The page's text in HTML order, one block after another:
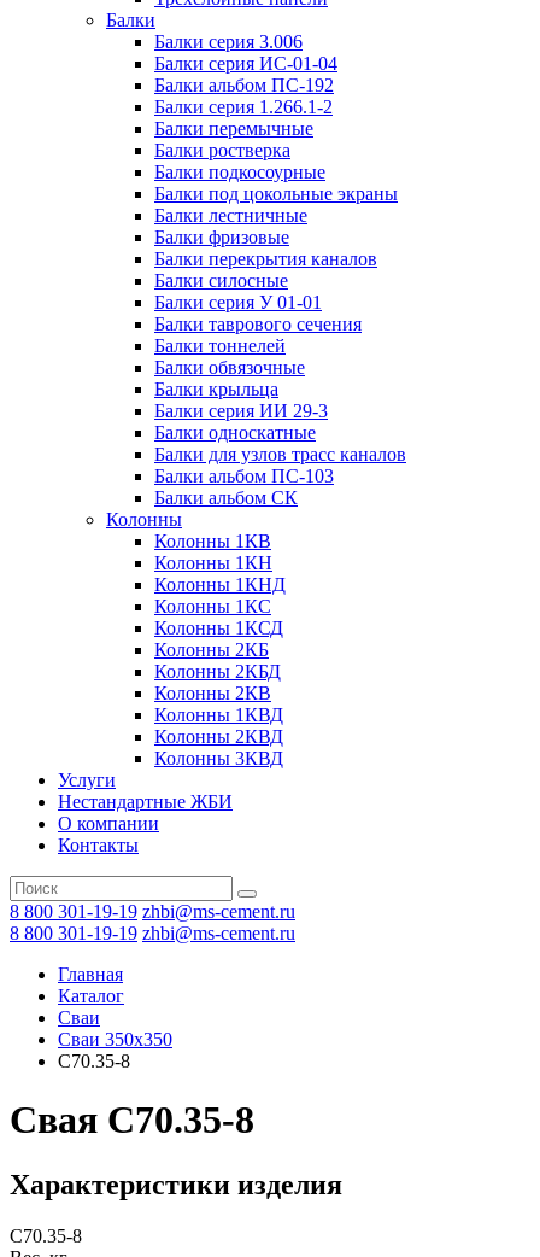
Балки
Балки серия 3.006
Балки серия ИС-01-04
Балки альбом ПС-192
Балки серия 1.266.1-2
Балки перемычные
Балки ростверка
Балки подкосоурные
Балки под цокольные экраны
Балки лестничные
Балки фризовые
Балки перекрытия каналов
Балки силосные
Балки серия У 01-01
Балки таврового сечения
Балки тоннелей
Балки обвязочные
Балки крыльца
Балки серия ИИ 29-3
Балки односкатные
Балки для узлов трасс каналов
Балки альбом ПС-103
Балки альбом СК
Колонны
Колонны 1КВ
Колонны 1КН
Колонны 1КНД
Колонны 1КС
Колонны 1КСД
Колонны 2КБ
Колонны 2КБД
Колонны 2КВ
Колонны 1КВД
Колонны 2КВД
Колонны 3КВД
Услуги
Нестандартные ЖБИ
О компании
Контакты
8 800 301-19-19 zhbi@ms-cement.ru
8 800 301-19-19 zhbi@ms-cement.ru
Главная
Каталог
Сваи
Сваи 350х350
С70.35-8
Свая С70.35-8
Характеристики изделия
С70.35-8